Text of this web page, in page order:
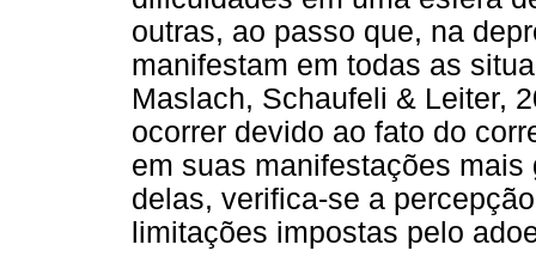
outras, ao passo que, na
manifestam em todas as
Maslach, Schaufeli & Leiter,
ocorrer devido ao fato do
em suas manifestações
delas, verifica-se a
limitações impostas pelo